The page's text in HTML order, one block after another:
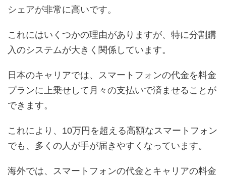
シェアが非常に高いです。
これにはいくつかの理由がありますが、特に分割購
入のシステムが大きく関係しています。
日本のキャリアでは、スマートフォンの代金を料金
プランに上乗せして月々の支払いで済ませることが
できます。
これにより、10万円を超える高額なスマートフォン
でも、多くの人が手が届きやすくなっています。
海外では、スマートフォンの代金とキャリアの料金